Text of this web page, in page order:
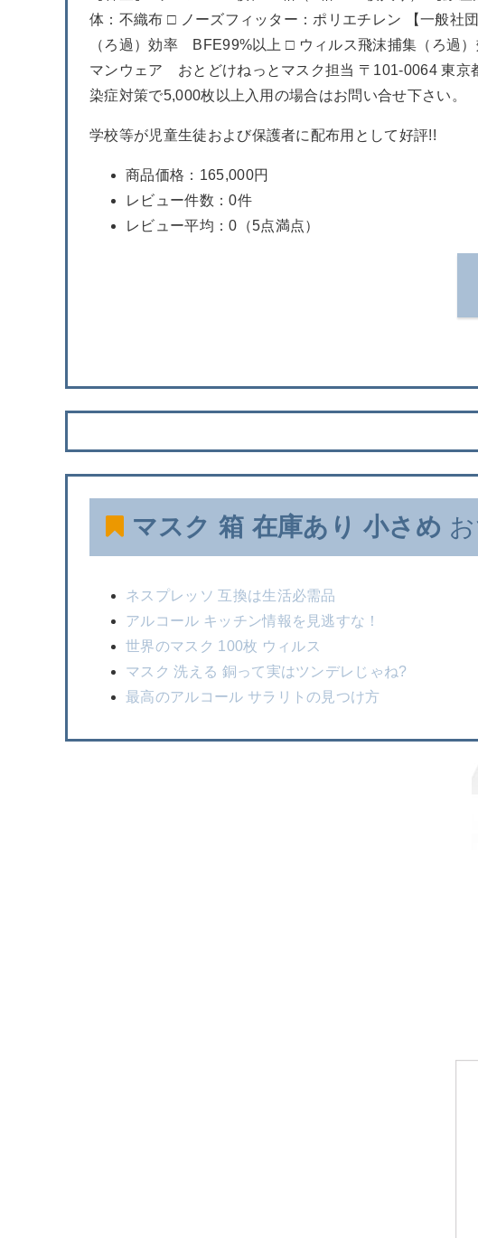
体：不織布 □ ノーズフィッター：ポリエチレン 【一般
（ろ過）効率 BFE99%以上 □ ウィルス飛沫捕集（ろ過
マンウェア おとどけねっとマスク担当 〒101-0064
染症対策で5,000枚以上入用の場合はお問い合せ下さい。
学校等が児童生徒および保護者に配布用として好評!!
商品価格：165,000円
レビュー件数：0件
レビュー平均：0（5点満点）
マスク 箱 在庫あり 小さめ
ネスプレッソ 互換は生活必需品
アルコール キッチン情報を見逃すな！
世界のマスク 100枚 ウィルス
マスク 洗える 銅って実はツンデレじゃね?
最高のアルコール サラリトの見つけ方